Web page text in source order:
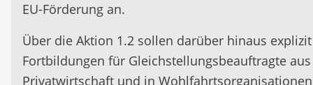
EU-Förderung an.
Über die Aktion 1.2 sollen darüber hinaus explizit
Fortbildungen für Gleichstellungsbeauftragte
Privatwirtschaft und in Wohlfahrtsorganisationen